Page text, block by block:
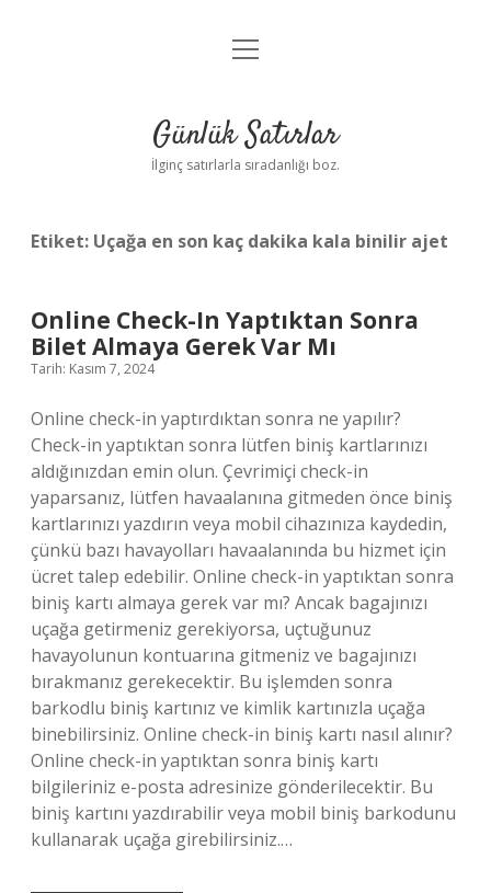
Anasayfa
Yasal Uyarı
menüyü
Günlük Satırlar
İlginç satırlarla sıradanlığı boz.
Etiket: Uçağa en son kaç dakika kala binilir ajet
Online Check-In Yaptıktan Sonra
Bilet Almaya Gerek Var Mı
Tarih: Kasım 7, 2024
Online check-in yaptırdıktan sonra ne yapılır?
Check-in yaptıktan sonra lütfen biniş kartlarınızı
aldığınızdan emin olun. Çevrimiçi check-in
yaparsanız, lütfen havaalanına gitmeden önce biniş
kartlarınızı yazdırın veya mobil cihazınıza kaydedin,
çünkü bazı havayolları havaalanında bu hizmet için
ücret talep edebilir. Online check-in yaptıktan sonra
biniş kartı almaya gerek var mı? Ancak bagajınızı
uçağa getirmeniz gerekiyorsa, uçtuğunuz
havayolunun kontuarına gitmeniz ve bagajınızı
bırakmanız gerekecektir. Bu işlemden sonra
barkodlu biniş kartınız ve kimlik kartınızla uçağa
binebilirsiniz. Online check-in biniş kartı nasıl alınır?
Online check-in yaptıktan sonra biniş kartı
bilgileriniz e-posta adresinize gönderilecektir. Bu
biniş kartını yazdırabilir veya mobil biniş barkodunu
kullanarak uçağa girebilirsiniz.…